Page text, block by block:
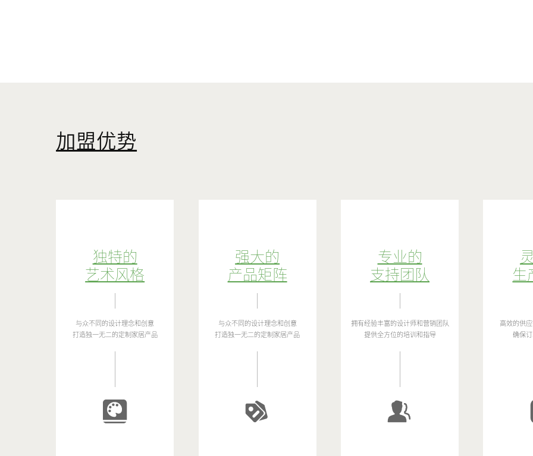
加盟优势
独特的
艺术风格
与众不同的设计理念和创意
打造独一无二的定制家居产品
强大的
产品矩阵
与众不同的设计理念和创意
打造独一无二的定制家居产品
专业的
支持团队
拥有经验丰富的设计师和营销团队
提供全方位的培训和指导
生
高效的供
确保